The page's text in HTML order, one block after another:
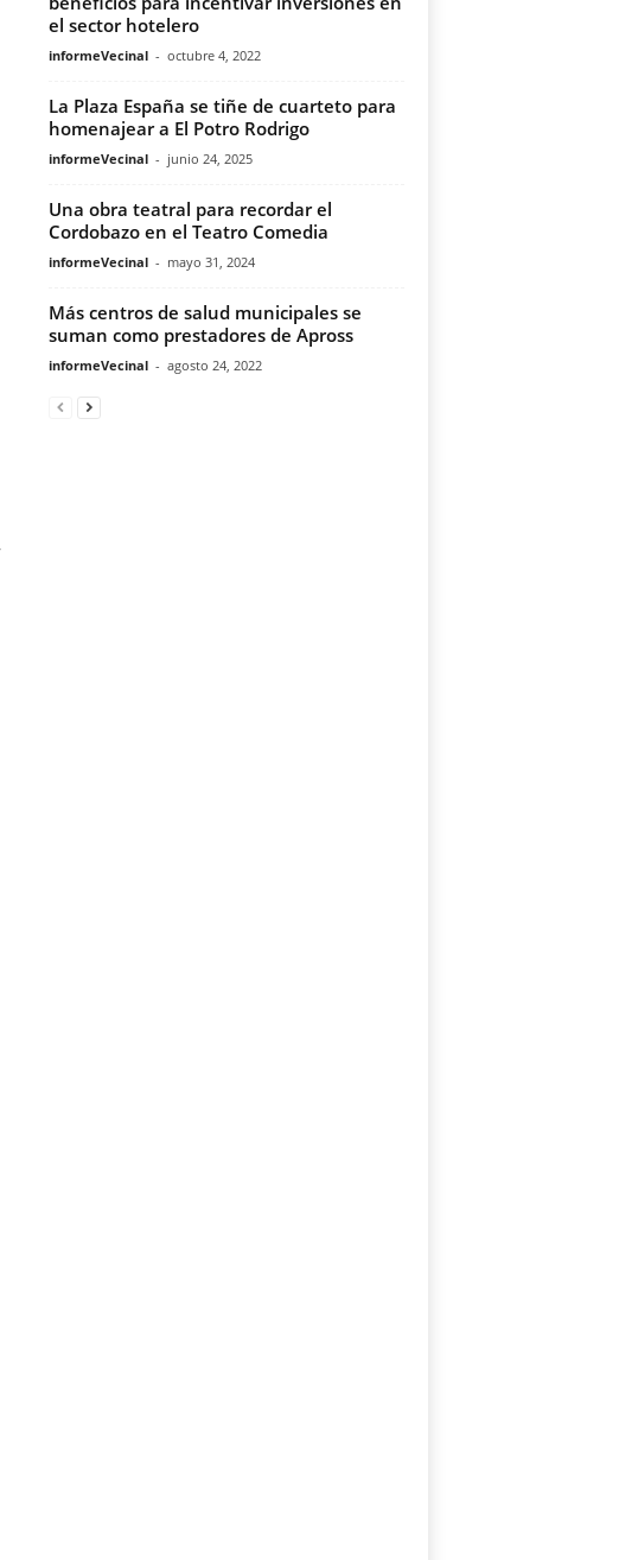
el sector hotelero
informeVecinal - octubre 4, 2022
La Plaza España se tiñe de cuarteto para
homenajear a El Potro Rodrigo
informeVecinal - junio 24, 2025
Una obra teatral para recordar el
Cordobazo en el Teatro Comedia
informeVecinal - mayo 31, 2024
Más centros de salud municipales se
suman como prestadores de Apross
informeVecinal - agosto 24, 2022